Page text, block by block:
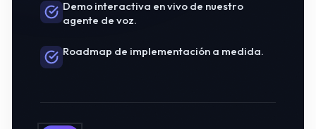
Demo interactiva en vivo de nuestro
agente de voz.
Roadmap de implementación a medida.